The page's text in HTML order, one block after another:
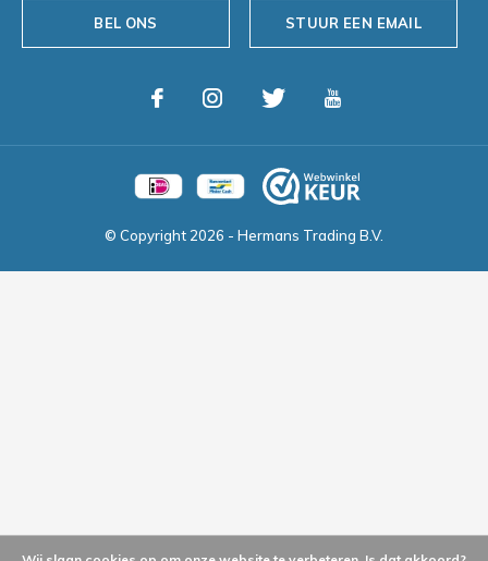
BEL ONS STUUR EEN EMAIL
© Copyright 2026 - Hermans Trading B.V.